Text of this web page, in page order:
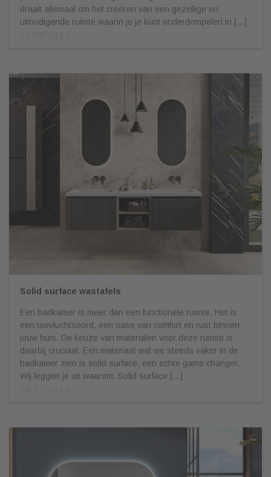
draait allemaal om het creëren van een gezellige en
uitnodigende ruimte waarin je je kunt onderdompelen in […]
Solid surface wastafels
Een badkamer is meer dan een functionele ruimte. Het is
een toevluchtsoord, een oase van comfort en rust binnen
jouw huis. De keuze van materialen voor deze ruimte is
daarbij cruciaal. Een materiaal wat we steeds vaker in de
badkamer zien is solid surface, een echte game changer.
Wij leggen je uit waarom. Solid surface […]